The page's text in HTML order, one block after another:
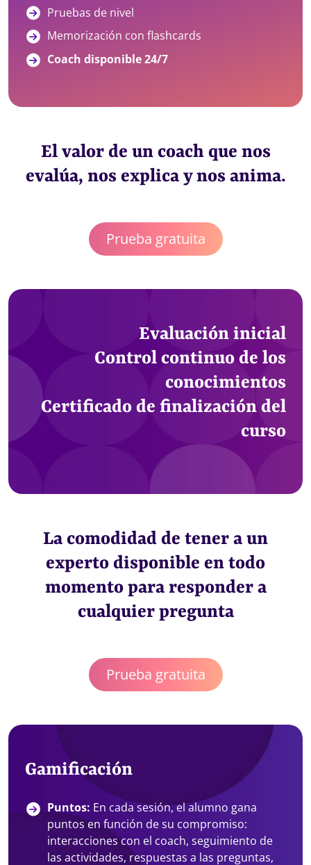
Pruebas de nivel
Memorización con flashcards
Coach disponible 24/7
El valor de un coach que nos
evalúa, nos explica y nos anima.
Prueba gratuita
Evaluación inicial
Control continuo de los
conocimientos
Certificado de finalización del
curso
La comodidad de tener a un
experto disponible en todo
momento para responder a
cualquier pregunta
Prueba gratuita
Gamificación
Puntos: En cada sesión, el alumno gana
puntos en función de su compromiso:
interacciones con el coach, seguimiento de
las actividades, respuestas a las preguntas,